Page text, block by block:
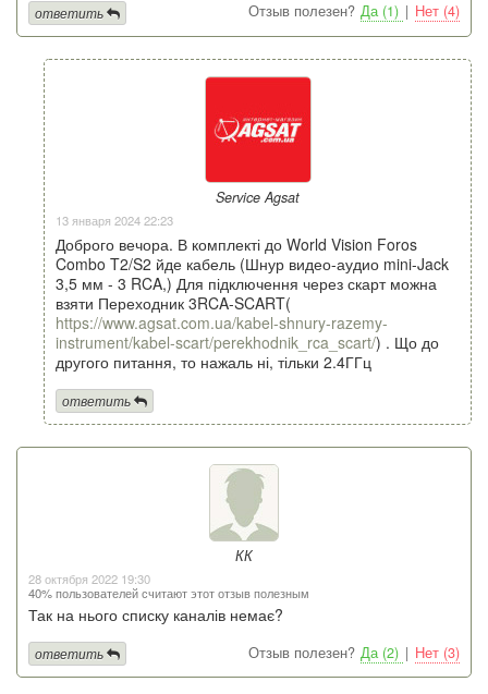
Отзыв полезен? Да (1) | Нет (4)
ответить
Service Agsat
13 января 2024 22:23
Доброго вечора. В комплекті до World Vision Foros
Combo T2/S2 йде кабель (Шнур видео-аудио mini-Jack
3,5 мм - 3 RCA,) Для підключення через скарт можна
взяти Переходник 3RCA-SCART(
https://www.agsat.com.ua/kabel-shnury-razemy-
instrument/kabel-scart/perekhodnik_rca_scart/) . Що до
другого питання, то нажаль ні, тільки 2.4ГГц
ответить
КК
28 октября 2022 19:30
40% пользователей считают этот отзыв полезным
Так на нього списку каналів немає?
Отзыв полезен? Да (2) | Нет (3)
ответить